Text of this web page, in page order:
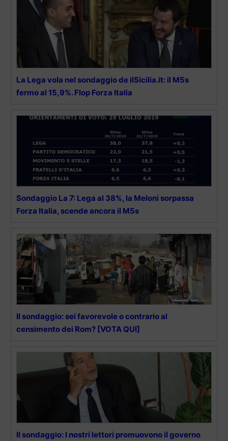
La Lega vola nel sondaggio de ilSicilia.it: il M5s
fermo al 15,9%. Flop Forza Italia
Sondaggio La 7: Lega al 38%, la Meloni sorpassa
Forza Italia, scende ancora il M5s
Il sondaggio: sei favorevole o contrario al
censimento dei Rom? [VOTA QUI]
Il sondaggio: I nostri lettori promuovono il governo